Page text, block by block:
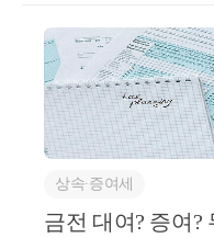
죠 5개월 차이로 비과
요.​억울하다고만 생
에 없습니다.하지만5
다면, 거꾸로 5개월만
말이죠.​당장 돈이 필
전혀 아닙니다.​여기
의해 양도하는 것이
시기)로 보는 것이 원
나오면 취득시기[잔
항상 이야기 하고 싶
지는 납세의무의 예를
서울에 자가주택에서
에 폐가에 가까운 농
연히 폐가라고 생각하
에 A씨가 서울의 주택
택은 비과세임을 알게
상속∙증여세
금전 대여? 증여?